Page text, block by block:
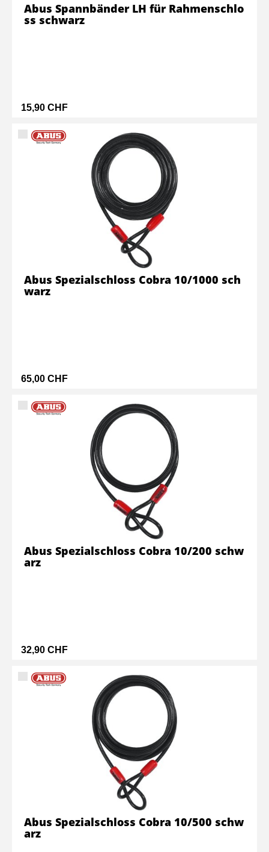
15,90 CHF
Abus Spannbänder LH für Rahmenschlo
ss schwarz
65,00 CHF
Abus Spezialschloss Cobra 10/1000 sch
warz
32,90 CHF
Abus Spezialschloss Cobra 10/200 schw
arz
Abus Spezialschloss Cobra 10/500 schw
arz